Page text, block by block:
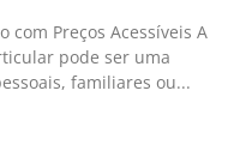
com Preços Acessíveis A
pode ser uma
familiares ou